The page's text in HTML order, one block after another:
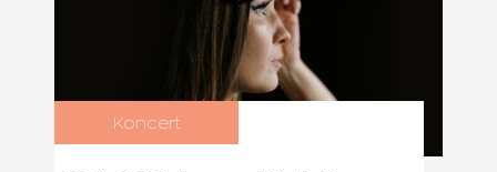
Koncert